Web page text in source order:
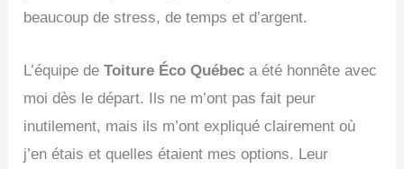
beaucoup de stress, de temps et d’argent.
L’équipe deToiture Éco Québec a été honnête avec
moi dès le départ. Ils ne m’ont pas fait peur
inutilement, mais ils m’ont expliqué clairement où
j’en étais et quelles étaient mes options. Leur